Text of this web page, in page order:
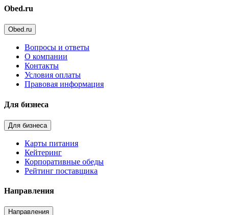
Obed.ru
Obed.ru
Вопросы и ответы
О компании
Контакты
Условия оплаты
Правовая информация
Для бизнеса
Для бизнеса
Карты питания
Кейтеринг
Корпоративные обеды
Рейтинг поставщика
Направления
Направления